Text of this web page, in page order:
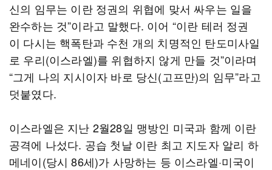
신의 임무는 이란 정권의 위협에 맞서 싸우는 일을
완수하는 것”이라고 말했다. 이어 “이란 테러 정권
이 다시는 핵폭탄과 수천 개의 치명적인 탄도미사일
로 우리(이스라엘)를 위협하지 않게 만들 것”이라며
“그게 나의 지시이자 바로 당신(고프만)의 임무”라고
덧붙였다.
이스라엘은 지난 2월28일 맹방인 미국과 함께 이란
공격에 나섰다. 공습 첫날 이란 최고 지도자 알리 하
메네이(당시 86세)가 사망하는 등 이스라엘·미국이